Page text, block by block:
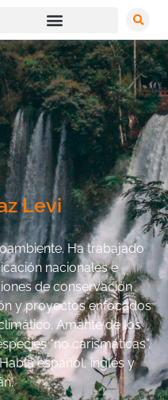
Levi
Ha trabajado
nacionales e
de conservación
y proyectos enfocados
Amante de los
“no carismáticas”.
español, inglés y